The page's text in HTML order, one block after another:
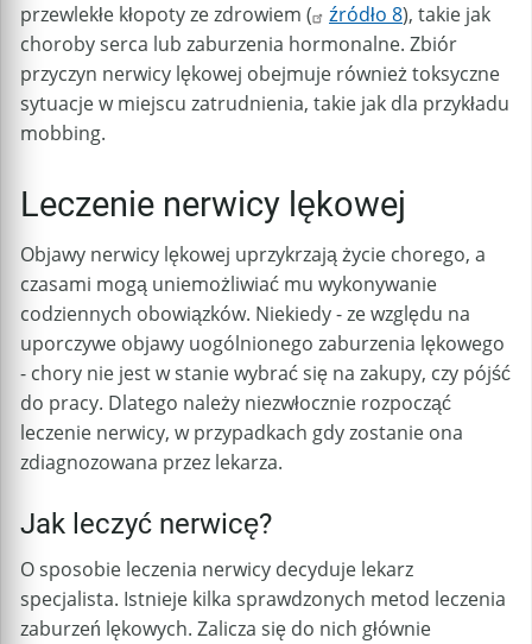
przewlekłe kłopoty ze zdrowiem (
źródło 8), takie jak
choroby serca lub zaburzenia hormonalne. Zbiór
przyczyn nerwicy lękowej obejmuje również toksyczne
sytuacje w miejscu zatrudnienia, takie jak dla przykładu
mobbing.
Leczenie nerwicy lękowej
Objawy nerwicy lękowej uprzykrzają życie chorego, a
czasami mogą uniemożliwiać mu wykonywanie
codziennych obowiązków. Niekiedy - ze względu na
uporczywe objawy uogólnionego zaburzenia lękowego
- chory nie jest w stanie wybrać się na zakupy, czy pójść
do pracy. Dlatego należy niezwłocznie rozpocząć
leczenie nerwicy, w przypadkach gdy zostanie ona
zdiagnozowana przez lekarza.
Jak leczyć nerwicę?
O sposobie leczenia nerwicy decyduje lekarz
specjalista. Istnieje kilka sprawdzonych metod leczenia
zaburzeń lękowych. Zalicza się do nich głównie